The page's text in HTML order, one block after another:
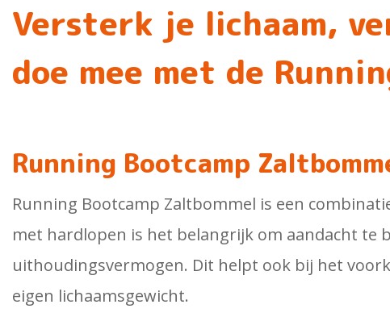
Versterk je lichaam,
doe mee met de
Running Bootcamp
Running Bootcamp Zaltbommel is een
met hardlopen is het belangrijk om aandacht te
uithoudingsvermogen. Dit helpt ook bij het
eigen lichaamsgewicht.